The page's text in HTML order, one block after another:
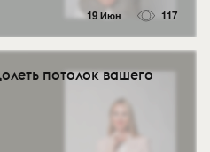
19 Июн 117
потолок вашего